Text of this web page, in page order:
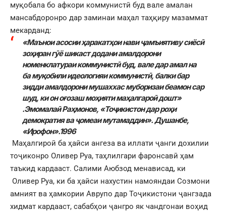
муқобала бо афкори коммунистӣ буд вале амалан
мансабдоронро дар заминаи маҳал таҳқиру мазаммат
мекарданд:
«Маънои асосии ҳаракатҳои нави ҷамъиятиву сиёсӣ
зоҳиран гӯё шикаст додани амалдорони
номенклатураи коммунистӣ буд, вале дар амал на
ба муқобили идеологияи коммунистӣ, балки бар
зидди амалдорони мушаххас муборизаи беамон сар
шуд, ки он оғозаш моҳияти маҳалгароӣ дошт»
.Эмомалаӣ Раҳмонов, «Тоҷикистон дар роҳи
демократия ва ҷомеаи мутамаддин». Душанбе,
«Ирофон».1996
Маҳалгироӣ ба ҳайси ангеза ва иллати ҷанги дохилии
тоҷиконро Оливер Руа, таҳлилгари фаронсавӣ ҳам
таъкид кардааст. Салими Аюбзод менависад, ки
Оливер Руа, ки ба ҳайси нахустин намояндаи Созмони
амният ва ҳамкории Аврупо дар Тоҷикистони ҷангзада
хидмат кардааст, сабабҳои ҷангро як чандгонаи воҳид